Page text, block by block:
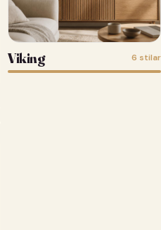
Viking 6 stilar